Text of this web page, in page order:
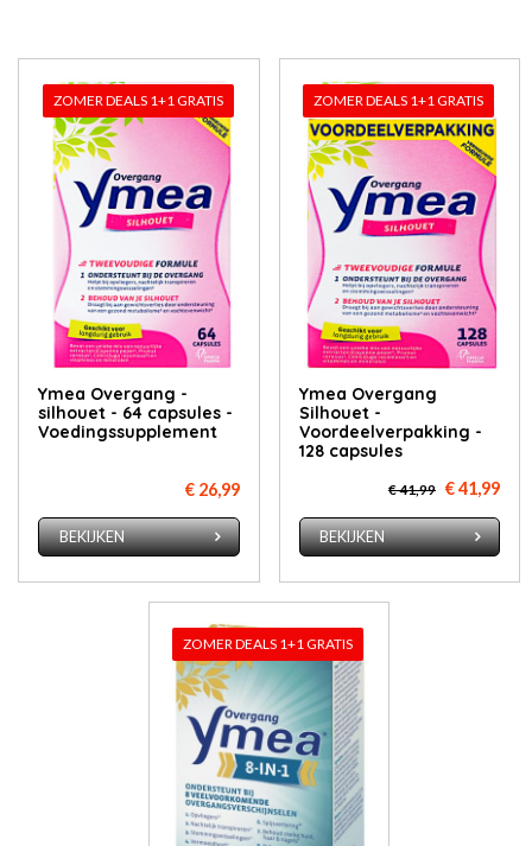
ZOMER DEALS 1+1 GRATIS
Ymea Overgang -
silhouet - 64 capsules -
Voedingssupplement
€ 26,99
BEKIJKEN
ZOMER DEALS 1+1 GRATIS
Ymea Overgang
Silhouet -
Voordeelverpakking -
128 capsules
€ 41,99 € 41,99
BEKIJKEN
ZOMER DEALS 1+1 GRATIS